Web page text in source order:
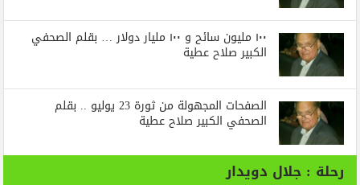
١٠٠ مليون سائح و ١٠٠ مليار دولار … بقلم الصحفي
الكبير صلاح عطية
الصفحات المجهولة من ثورة 23 يوليو .. بقلم
الصحفي الكبير صلاح عطية
رحلة : جلال دويدار